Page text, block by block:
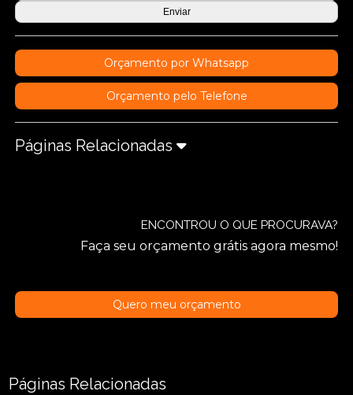
Orçamento por Whatsapp
Orçamento pelo Telefone
Páginas Relacionadas
ENCONTROU O QUE PROCURAVA?
Faça seu orçamento grátis agora mesmo!
Quero meu orçamento
Páginas Relacionadas